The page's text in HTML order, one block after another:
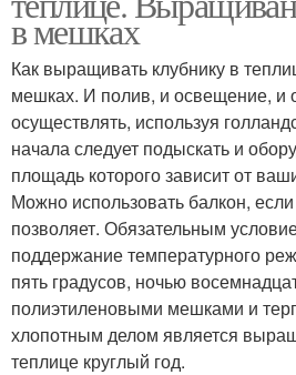
в мешках
Как выращивать клубнику в
мешках. И полив, и освещение, и
осуществлять, используя
начала следует подыскать и
площадь которого зависит от
Можно использовать балкон,
позволяет. Обязательным
поддержание температурного
пять градусов, ночью
полиэтиленовыми мешками и
хлопотным делом является
теплице круглый год.